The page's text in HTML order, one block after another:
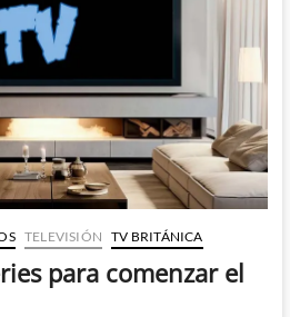
TELEVISIÓN TV BRITÁNICA
para comenzar el